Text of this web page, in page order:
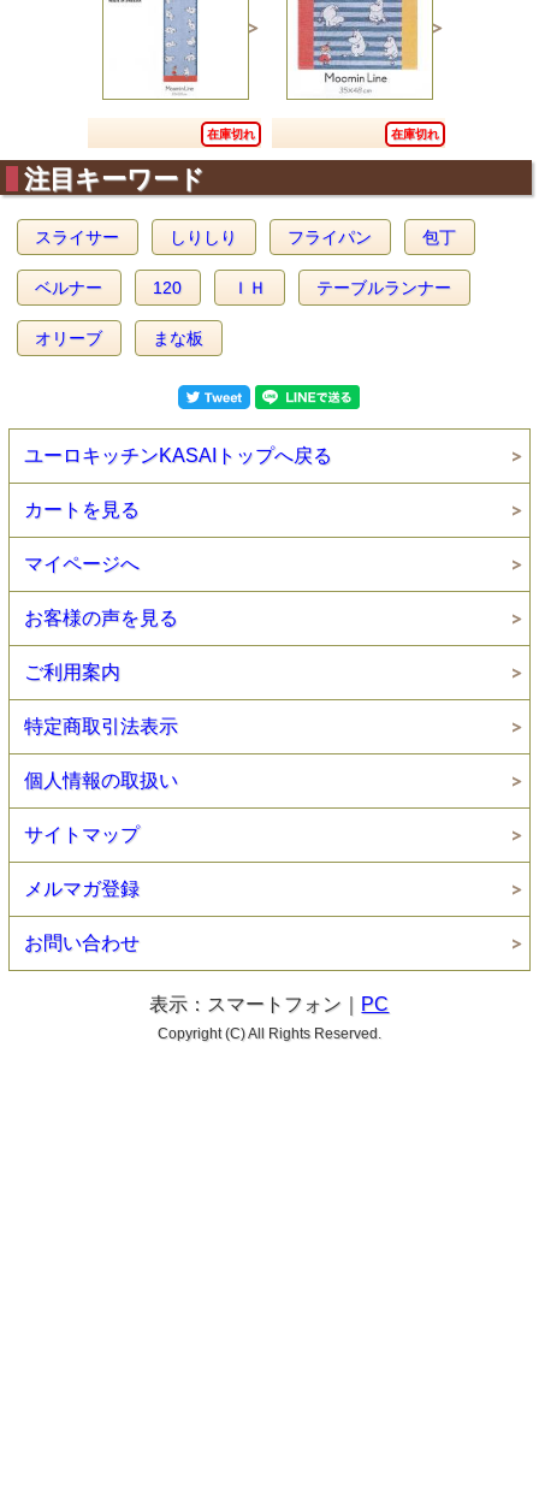
在庫切れ 在庫切れ
注目キーワード
スライサー しりしり フライパン 包丁
ベルナー 120 ＩＨ テーブルランナー
オリーブ まな板
ユーロキッチンKASAIトップへ戻る
カートを見る
マイページへ
お客様の声を見る
ご利用案内
特定商取引法表示
個人情報の取扱い
サイトマップ
メルマガ登録
お問い合わせ
表示：スマートフォン｜ PC
Copyright (C) All Rights Reserved.